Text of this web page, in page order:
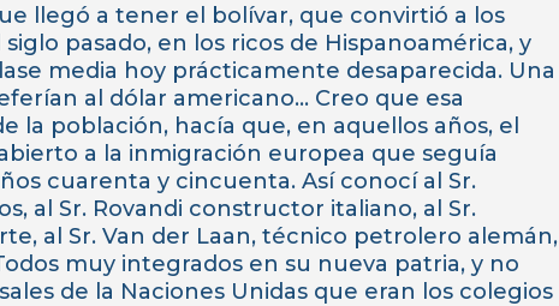
llegó a tener el bolívar, que convirtió a los
pasado, en los ricos de Hispanoamérica, y
media hoy prácticamente desaparecida. Una
al dólar americano… Creo que esa
la población, hacía que, en aquellos años, el
a la inmigración europea que seguía
cuarenta y cincuenta. Así conocí al Sr.
al Sr. Rovandi constructor italiano, al Sr.
al Sr. Van der Laan, técnico petrolero alemán,
muy integrados en su nueva patria, y no
de la Naciones Unidas que eran los colegios